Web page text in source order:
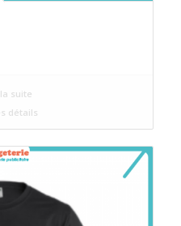
suite
détails